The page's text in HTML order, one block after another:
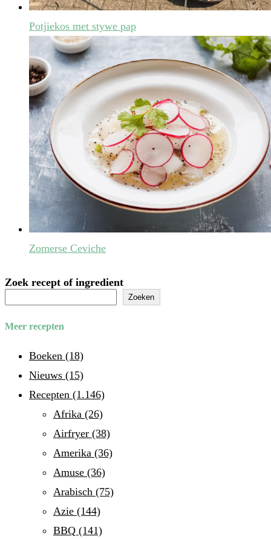
Potjiekos met stywe pap
Zomerse Ceviche
Zoek recept of ingredient
Zoeken
Meer recepten
Boeken (18)
Nieuws (15)
Recepten (1.146)
Afrika (26)
Airfryer (38)
Amerika (36)
Amuse (36)
Arabisch (75)
Azie (144)
BBQ (141)